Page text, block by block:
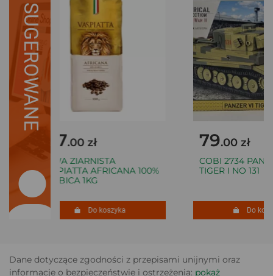
SUGEROWANE
127.00 zł
KAWA ZIARNISTA
VASPIATTA AFRICANA 100%
ARABICA 1KG
Do koszyka
79.00 zł
COBI 2734
TIGER I NO 131
Do
Dane dotyczące zgodności z przepisami unijnymi oraz
informacje o bezpieczeństwie i ostrzeżenia: pokaż